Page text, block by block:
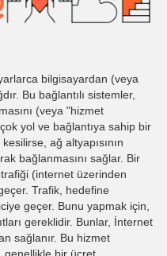
bilgisayardan (veya
Bu bağlantılı sistemler,
(veya "hizmet
yol ve bağlantıya sahip bir
ağ altyapısının
bağlanmasını sağlar. Bir
(internet üzerinden
Trafik, hedefine
geçer. Bunu yapmak için,
gereklidir. Bunlar, İnternet
sağlanır. Bu hizmet